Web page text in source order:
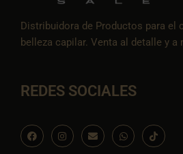
Distribuidora de Productos para el
belleza capilar. Venta al detalle y a
REDES SOCIALES
F
a
c
I
n
s
E
n
v
W
h
a
I
c
o